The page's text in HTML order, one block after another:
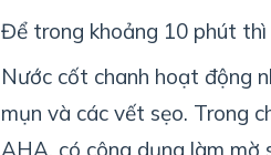
Để trong khoảng 10 phút
Nước cốt chanh hoạt động
mụn và các vết sẹo. Trong
AHA, có công dụng làm mờ